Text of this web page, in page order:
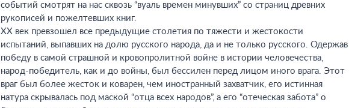
событий смотрят на нас сквозь “вуаль времен минувших” со страниц древних
рукописей и пожелтевших книг.
XX век превзошел все предыдущие столетия по тяжести и жестокости
испытаний, выпавших на долю русского народа, да и не только русского. Одержав
победу в самой страшной и кровопролитной войне в истории человечества,
народ-победитель, как и до войны, был бессилен перед лицом иного врага. Этот
враг был более жесток и коварен, чем иностранный захватчик, его истинная
натура скрывалась под маской “отца всех народов”, а его “отеческая забота” о